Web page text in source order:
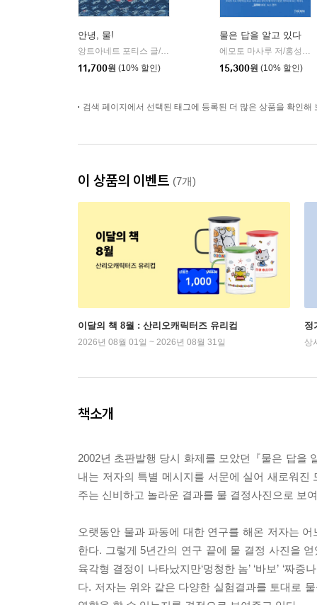
안녕, 물!
앙트아네트 포티스 글/이종원 역
행복한그림책
11,700원 (10% 할인)
물은 답을 알고 있다
에모토 마사루 저/홍성민 역
15,300원 (10% 할인)
검색 페이지에서 선택된 태그에 등록된 더 많은 상품을 확인해
이 상품의 이벤트 (7개)
이달의 책 8월 : 산리오캐릭터즈 유리컵
2026년 08월 01일 ~ 2026년 08월 31일
정
상
책소개
2002년 초판발행 당시 화제를 모았던『물은 답을
내는 저자의 특별 메시지를 서문에 실어 새로워
주는 신비하고 놀라운 결과를 물 결정사진으로 보
오랫동안 물과 파동에 대한 연구를 해온 저자는
한다. 그렇게 5년간의 연구 끝에 물 결정 사진을
육각형 결정이 나타났지만‘멍청한 놈’ ‘바보’ ‘짜
다. 저자는 위와 같은 다양한 실험결과를 토대로